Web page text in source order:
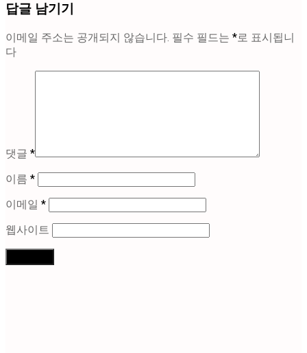
답글 남기기
이메일 주소는 공개되지 않습니다. 필수 필드는 *로 표시됩니
다
댓글 *
이름 *
이메일 *
웹사이트